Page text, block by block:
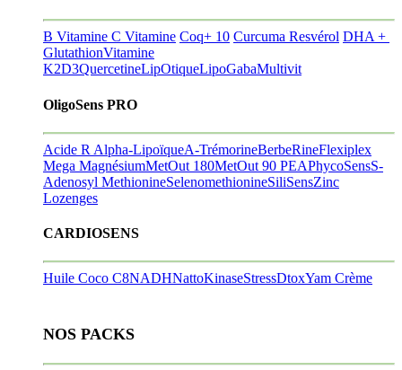
B Vitamine C Vitamine Coq+ 10 Curcuma Resvérol DHA +
GlutathionVitamine
K2D3QuercetineLipOtiqueLipoGabaMultivit
OligoSens PRO
Acide R Alpha-LipoïqueA-TrémorineBerbeRineFlexiplex
Mega MagnésiumMetOut 180MetOut 90 PEAPhycoSensS-
Adenosyl MethionineSelenomethionineSiliSensZinc
Lozenges
CARDIOSENS
Huile Coco C8NADHNattoKinaseStressDtoxYam Crème
NOS PACKS